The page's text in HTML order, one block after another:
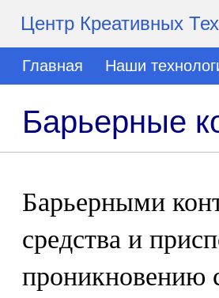
Центр Креативных
Главная Наши
Барьерные
Барьерными
средства и
проникновению